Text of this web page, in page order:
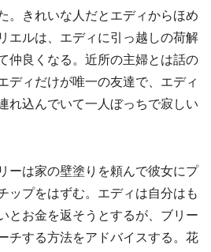
。きれいな人だとエディからほめ
エルは、エディに引っ越しの荷解
仲良くなる。近所の主婦とは話の
ディだけが唯一の友達で、エディ
れ込んでいて一人ぼっちで寂しい
ーは家の壁塗りを頼んで彼女にプ
ップをはずむ。エディは自分はも
とお金を返そうとするが、ブリー
チする方法をアドバイスする。花